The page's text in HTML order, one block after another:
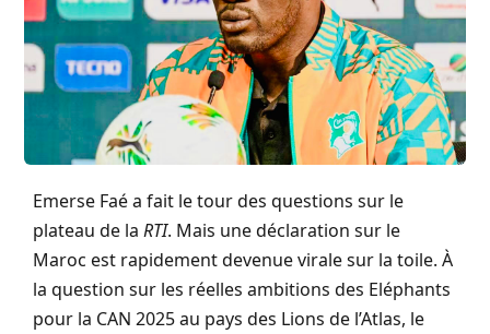
Emerse Faé a fait le tour des questions sur le
plateau de la RTI. Mais une déclaration sur le
Maroc est rapidement devenue virale sur la toile. À
la question sur les réelles ambitions des Eléphants
pour la CAN 2025 au pays des Lions de l’Atlas, le